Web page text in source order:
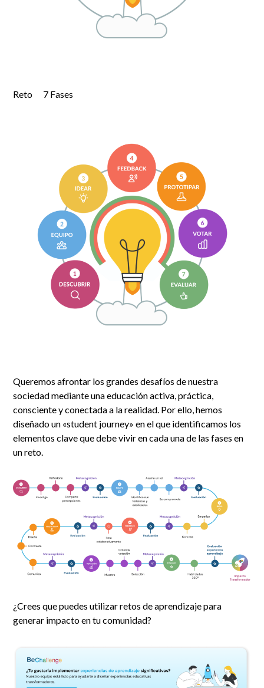
Reto 7 Fases
Queremos afrontar los grandes desafíos de nuestra
sociedad mediante una educación activa, práctica,
consciente y conectada a la realidad. Por ello, hemos
diseñado un «student journey» en el que identificamos los
elementos clave que debe vivir en cada una de las fases en
un reto.
¿Crees que puedes utilizar retos de aprendizaje para
generar impacto en tu comunidad?